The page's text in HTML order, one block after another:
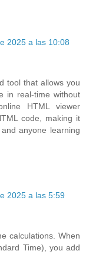
2025 a las 10:08
tool that allows you
in real-time without
HTML viewer
code, making it
anyone learning
2025 a las 5:59
calculations. When
Time), you add